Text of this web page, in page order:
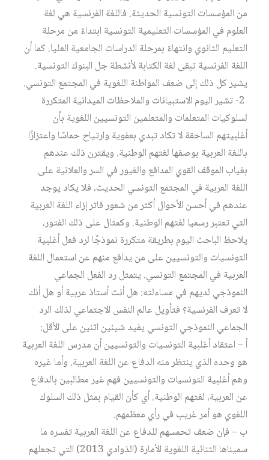
من المؤسسات التونسية الحديثة. فاللغة الفرنسية هي لغة
العلوم في المؤسسات التعليمية التونسية ابتداءً من مرحلة
التعليم الثانوي وانتهاءً بمرحلة الدراسات الجامعية العليا. كما أن
اللغة الفرنسية تبقى لغة الكتابة لأنشطة جل البنوك التونسية.
يشير كل ذلك إلى ضعف المواطنة اللغوية في المجتمع التونسي.
2- تشير اليوم الاستبيانات والملاحظات الميدانية المتكررة
لسلوكيات المتعلمات والمتعلمين التونسيين اللغوية بأن
أغلبيتهم الساحقة لا تكاد تبدي بعفوية وارتياح حماسًا واعتزازًا
باللغة العربية بوصفها لغتهم الوطنية. ويقترن ذلك عندهم
بغياب الموقف القوي المدافع والغيور في السر والعلانية على
اللغة العربية في المجتمع التونسي الحديث، فلا يكاد يوجد
عندهم في أحسن الأحوال أكثر من شعور فاتر إزاء اللغة العربية
التي تعتبر رسميا لغتهم الوطنية. وكمثال على ذلك الفتور،
يلاحظ الباحث اليوم بطريقة متكررة نموذجًا لرد فعل أغلبية
التونسيات والتونسيين على من يدافع منهم عن استعمال اللغة
العربية في المجتمع التونسي. يتمثل رد الفعل الجماعي
النموذجي لديهم في مساءلته: هل أنت أستاذ عربية أو هل أنك
لا تعرف الفرنسية؟ فتأويل عالم النفس الاجتماعي لذلك الرد
الجماعي النموذجي التونسي يفيد شيئين اثنين على الأقل:
أ – اعتقاد أغلبية التونسيات والتونسيين أن مدرس اللغة العربية
هو وحده الذي ينتظر منه الدفاع عن اللغة العربية. وأما غيره
وهم أغلبية التونسيات والتونسيين فهم غير مطالبين بالدفاع
عن العربية، لغتهم الوطنية. أي كأن القيام بمثل ذلك السلوك
اللغوي هو أمر غريب في رأي معظمهم.
ب – فإن ضعف تحمسهم للدفاع عن اللغة العربية تفسره ما
سميناها الثنائية اللغوية الأمارة (الذوادي 2013) التي تجعلهم